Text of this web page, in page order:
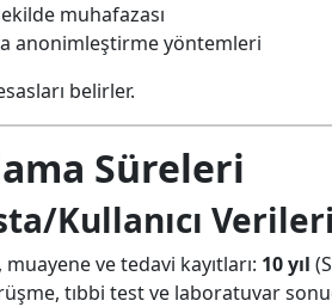
muhafazası
anonimleştirme yöntemleri
belirler.
Süreleri
Kullanıcı Verileri
muayene ve tedavi kayıtları: 10 yıl
tıbbi test ve laboratuvar